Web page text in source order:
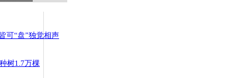
可“盘”独觉相声
树1.7万棵